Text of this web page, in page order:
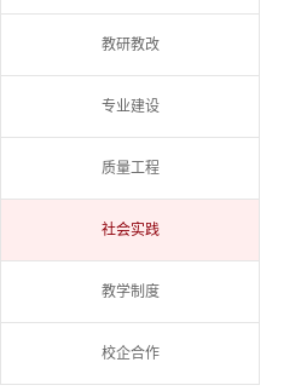
教研教改
专业建设
质量工程
社会实践
教学制度
校企合作